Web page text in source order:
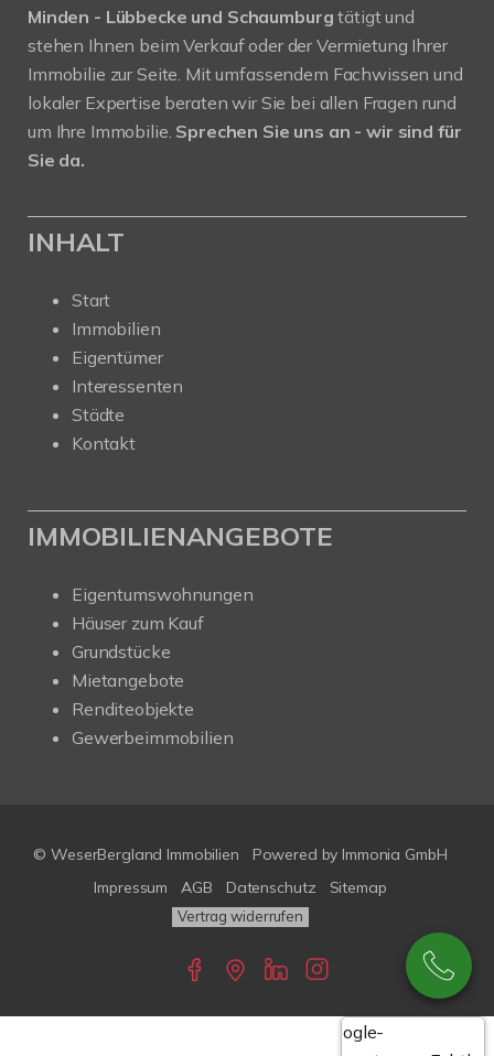
Minden - Lübbecke und Schaumburgtätigt und
stehen Ihnen beim Verkauf oder der Vermietung Ihrer
Immobilie zur Seite. Mit umfassendem Fachwissen und
lokaler Expertise beraten wir Sie bei allen Fragen rund
um Ihre Immobilie. Sprechen Sie uns an - wir sind für
Sie da.
INHALT
Start
Immobilien
Eigentümer
Interessenten
Städte
Kontakt
IMMOBILIENANGEBOTE
Eigentumswohnungen
Häuser zum Kauf
Grundstücke
Mietangebote
Renditeobjekte
Gewerbeimmobilien
© WeserBergland Immobilien Powered by Immonia GmbH
Impressum
AGB Datenschutz Sitemap
Vertrag widerrufen
Google-